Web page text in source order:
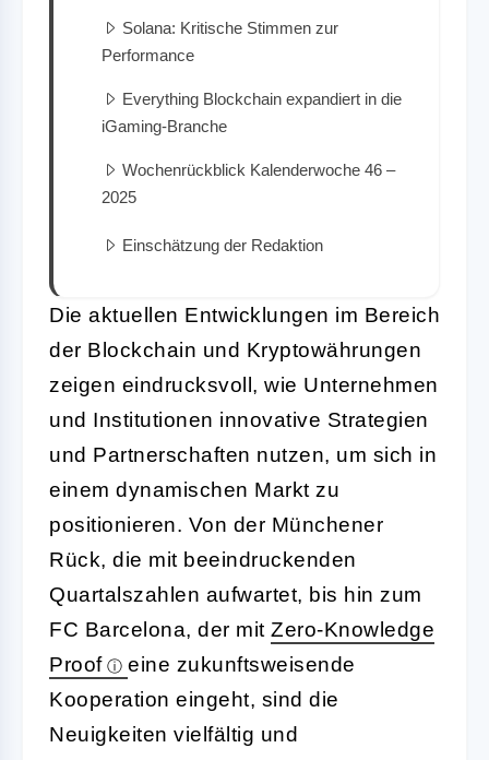
Solana: Kritische Stimmen zur
Performance
Everything Blockchain expandiert in die
iGaming-Branche
Wochenrückblick Kalenderwoche 46 –
2025
Einschätzung der Redaktion
Die aktuellen Entwicklungen im Bereich
der Blockchain und Kryptowährungen
zeigen eindrucksvoll, wie Unternehmen
und Institutionen innovative Strategien
und Partnerschaften nutzen, um sich in
einem dynamischen Markt zu
positionieren. Von der Münchener
Rück, die mit beeindruckenden
Quartalszahlen aufwartet, bis hin zum
FC Barcelona, der mit Zero-Knowledge
Proof
eine zukunftsweisende
Kooperation eingeht, sind die
Neuigkeiten vielfältig und